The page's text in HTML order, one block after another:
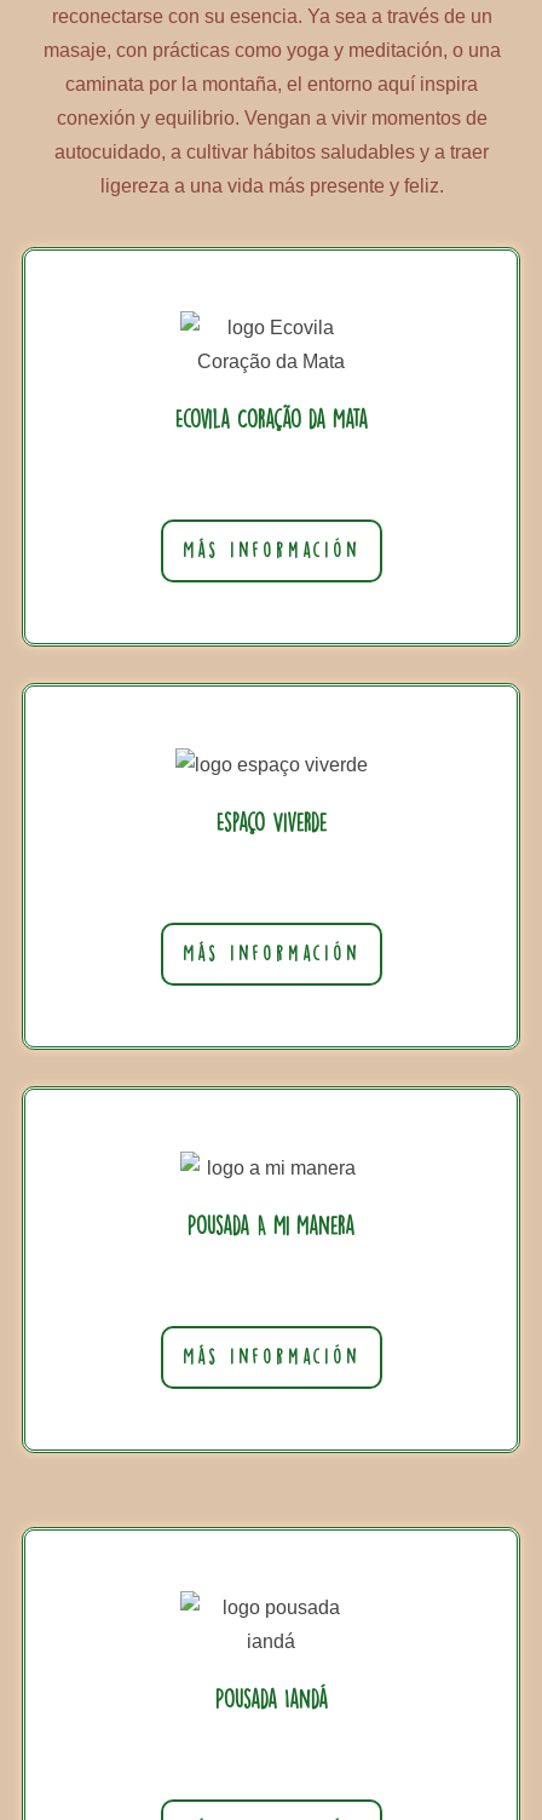
reconectarse con su esencia. Ya sea a través de un
masaje, con prácticas como yoga y meditación, o una
caminata por la montaña, el entorno aquí inspira
conexión y equilibrio. Vengan a vivir momentos de
autocuidado, a cultivar hábitos saludables y a traer
ligereza a una vida más presente y feliz.
Ecovila Coração da Mata
Más información
Espaço Viverde
Más información
Pousada A Mi Manera
Más información
Pousada Iandá